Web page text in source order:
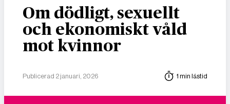
Om dödligt, sexuellt
och ekonomiskt våld
mot kvinnor
Publicerad 2 januari, 2026 1 min lästid